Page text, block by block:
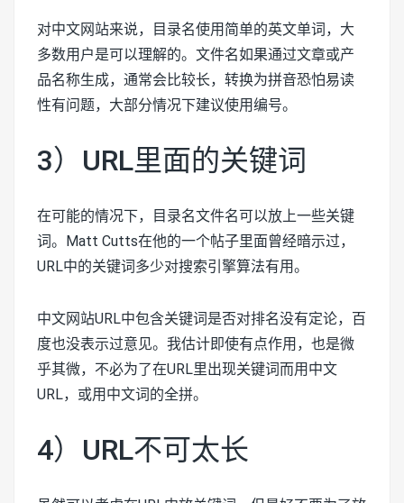
对中文网站来说，目录名使用简单的英文单词，大
多数用户是可以理解的。文件名如果通过文章或产
品名称生成，通常会比较长，转换为拼音恐怕易读
性有问题，大部分情况下建议使用编号。
3）URL里面的关键词
在可能的情况下，目录名文件名可以放上一些关键
词。Matt Cutts在他的一个帖子里面曾经暗示过，
URL中的关键词多少对搜索引擎算法有用。
中文网站URL中包含关键词是否对排名没有定论，百
度也没表示过意见。我估计即使有点作用，也是微
乎其微，不必为了在URL里出现关键词而用中文
URL，或用中文词的全拼。
4）URL不可太长